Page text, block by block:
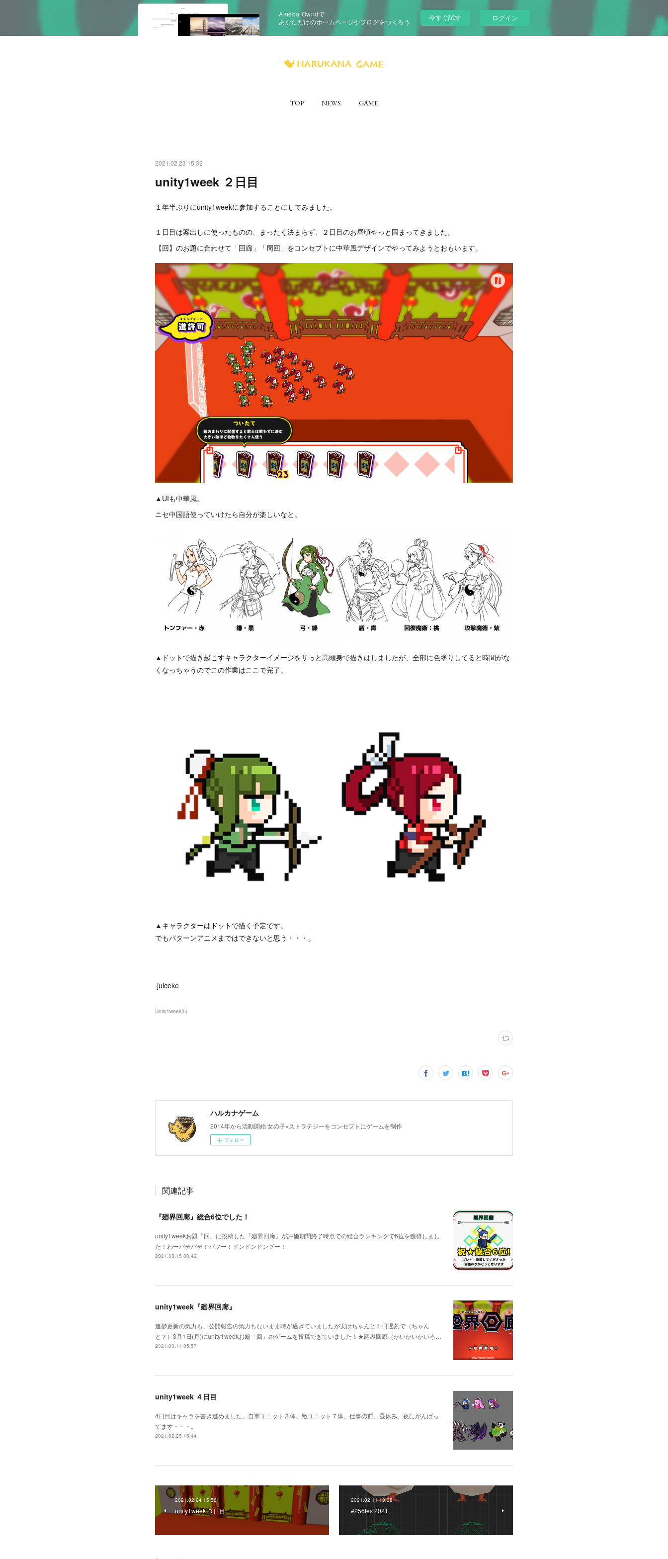
Ameba Owndで
あなただけのホームページやブログをつくろう
今すぐ試す ログイン
TOP NEWS GAME
2021.02.23 15:32
unity1week ２日目
１年半ぶりにunity1weekに参加することにしてみました。
１日目は案出しに使ったものの、まったく決まらず、２日目のお昼頃やっと固まってきました。
【回】のお題に合わせて「回廊」「周回」をコンセプトに中華風デザインでやってみようとおもいます。
▲UIも中華風。
ニセ中国語使っていけたら自分が楽しいなと。
▲ドットで描き起こすキャラクターイメージをザっと高頭身で描きはしましたが、全部に色塗りしてると時間がな
くなっちゃうのでこの作業はここで完了。
▲キャラクターはドットで描く予定です。
でもパターンアニメまではできないと思う・・・。
juiceke
Unity1week(5)
ハルカナゲーム
2014年から活動開始 女の子×ストラテジーをコンセプトにゲームを制作
フォロー
関連記事
『廻界回廊』総合6位でした！
unity1weekお題「回」に投稿した『廻界回廊』が評価期間終了時点での総合ランキングで6位を獲得しまし
た！わーパチパチ！パフー！ドンドンドンプー！
2021.03.15 00:42
unity1week『廻界回廊』
進捗更新の気力も、公開報告の気力もないまま時が過ぎていましたが実はちゃんと１日遅刻で（ちゃん
と？）3月1日(月)にunity1weekお題「回」のゲームを投稿できていました！★廻界回廊（かいかいかいろ…
2021.03.11 05:57
unity1week ４日目
4日目はキャラを書き進めました。自軍ユニット３体、敵ユニット７体。仕事の前、昼休み、夜にがんばっ
てます・・・。
2021.02.25 15:44
2021.02.24 15:58
unity1week ３日目
2021.02.11 13:38
#256fes 2021